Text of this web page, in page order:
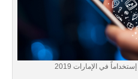
في الإمارات 2019